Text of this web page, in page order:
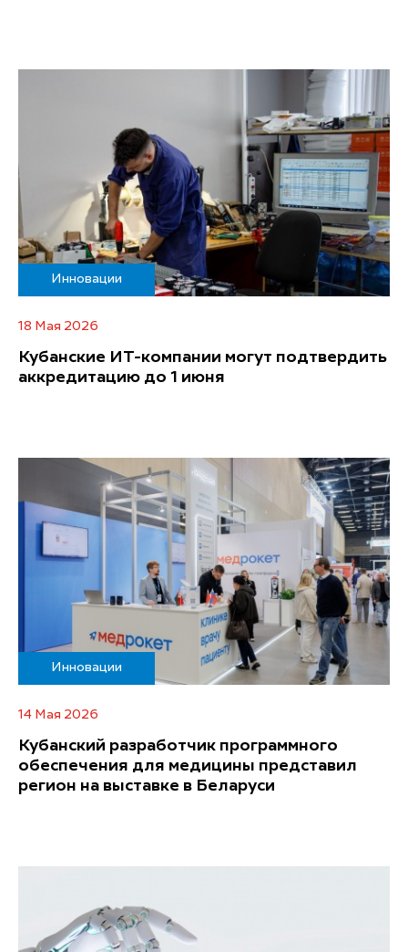
Инновации
18 Мая 2026
Кубанские ИТ-компании могут подтвердить
аккредитацию до 1 июня
Инновации
14 Мая 2026
Кубанский разработчик программного
обеспечения для медицины представил
регион на выставке в Беларуси